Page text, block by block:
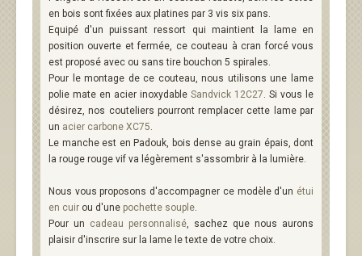
en bois sont fixées aux platines par 3 vis six pans.
Equipé d'un puissant ressort qui maintient la lame en
position ouverte et fermée, ce couteau à cran forcé vous
est proposé avec ou sans tire bouchon 5 spirales.
Pour le montage de ce couteau, nous utilisons une lame
polie mate en acier inoxydable Sandvick 12C27. Si vous le
désirez, nos couteliers pourront remplacer cette lame par
un acier carbone XC75.
Le manche est en Padouk, bois dense au grain épais, dont
la rouge rouge vif va légèrement s'assombrir à la lumière.
Nous vous proposons d'accompagner ce modèle d'un étui
en cuir ou d'une pochette souple.
Pour un cadeau personnalisé, sachez que nous aurons
plaisir d'inscrire sur la lame le texte de votre choix.